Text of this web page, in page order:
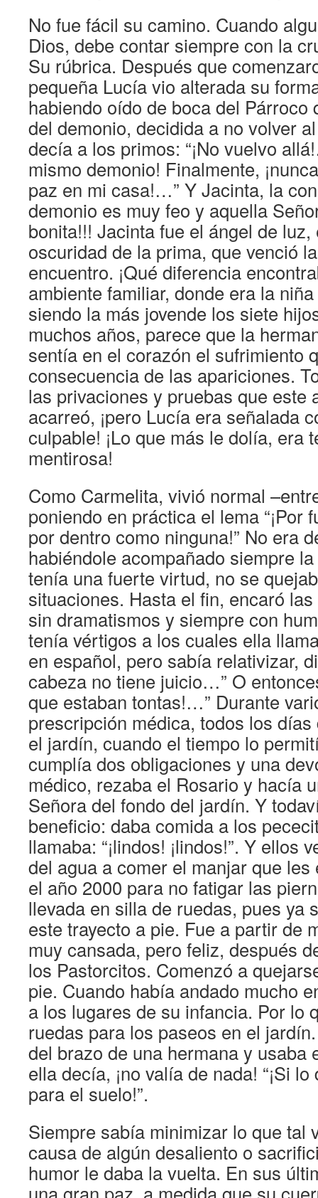
No fue fácil su camino. Cuando
Dios, debe contar siempre con la
Su rúbrica. Después que
pequeña Lucía vio alterada su
habiendo oído de boca del Párroco
del demonio, decidida a no volver
decía a los primos: “¡No vuelvo
mismo demonio! Finalmente,
paz en mi casa!…” Y Jacinta, la
demonio es muy feo y aquella
bonita!!! Jacinta fue el ángel de
oscuridad de la prima, que venció
encuentro. ¡Qué diferencia
ambiente familiar, donde era la
siendo la más jovende los siete
muchos años, parece que la
sentía en el corazón el sufrimiento
consecuencia de las apariciones.
las privaciones y pruebas que este
acarreó, ¡pero Lucía era señalada
culpable! ¡Lo que más le dolía, era
mentirosa!
Como Carmelita, vivió normal
poniendo en práctica el lema “¡Por
por dentro como ninguna!” No era
habiéndole acompañado siempre
tenía una fuerte virtud, no se
situaciones. Hasta el fin, encaró
sin dramatismos y siempre con
tenía vértigos a los cuales ella
en español, pero sabía relativizar,
cabeza no tiene juicio…” O
que estaban tontas!…” Durante
prescripción médica, todos los
el jardín, cuando el tiempo lo
cumplía dos obligaciones y una
médico, rezaba el Rosario y hacía
Señora del fondo del jardín. Y
beneficio: daba comida a los
llamaba: “¡lindos! ¡lindos!”. Y ellos
del agua a comer el manjar que
el año 2000 para no fatigar las
llevada en silla de ruedas, pues ya
este trayecto a pie. Fue a partir de
muy cansada, pero feliz, después
los Pastorcitos. Comenzó a
pie. Cuando había andado mucho
a los lugares de su infancia. Por lo
ruedas para los paseos en el
del brazo de una hermana y usaba
ella decía, ¡no valía de nada! “¡Si
para el suelo!”.
Siempre sabía minimizar lo que tal
causa de algún desaliento o
humor le daba la vuelta. En sus